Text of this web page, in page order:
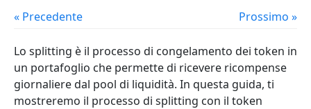
« Precedente
Prossimo »
Lo splitting è il processo di congelamento dei token in
un portafoglio che permette di ricevere ricompense
giornaliere dal pool di liquidità. In questa guida, ti
mostreremo il processo di splitting con il token